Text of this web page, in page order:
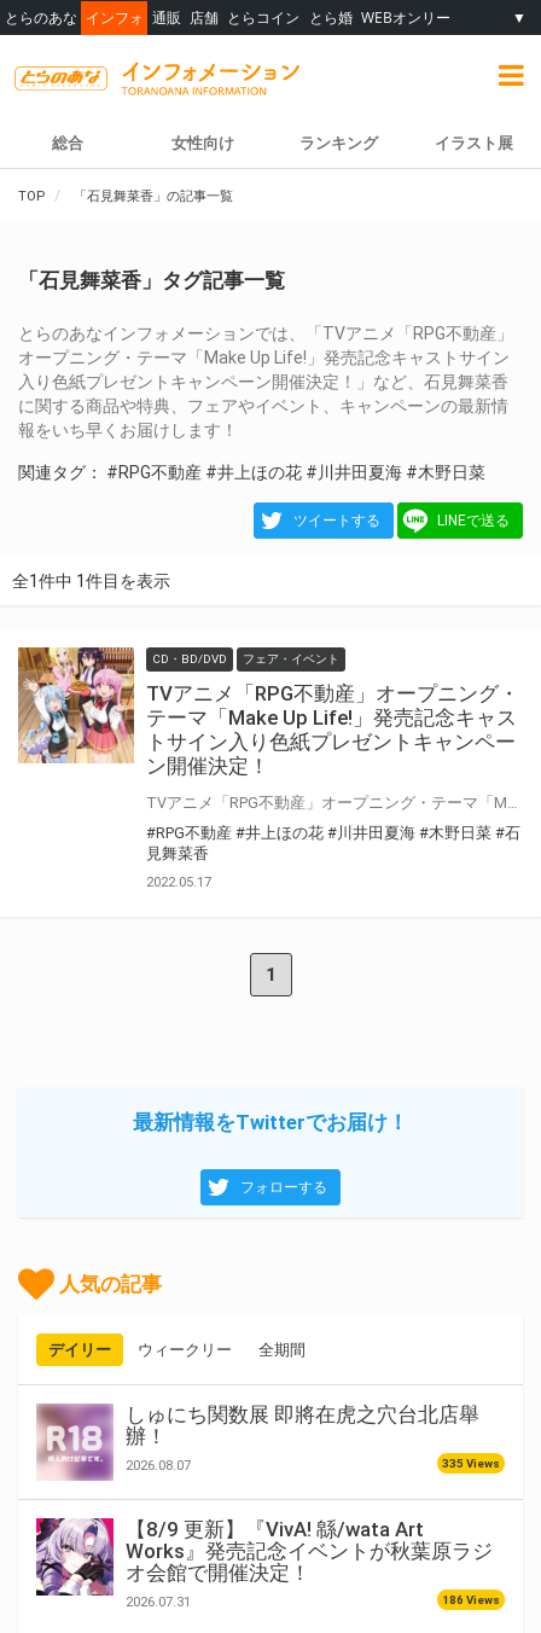
とらのあな インフォ 通販 店舗 とらコイン とら婚 WEBオンリー ▼
総合 女性向け ランキング イラスト展
TOP 「石見舞菜香」の記事一覧
「石見舞菜香」タグ記事一覧
とらのあなインフォメーションでは、「TVアニメ「RPG不動産」
オープニング・テーマ「Make Up Life!」発売記念キャストサイン
入り色紙プレゼントキャンペーン開催決定！」など、石見舞菜香
に関する商品や特典、フェアやイベント、キャンペーンの最新情
報をいち早くお届けします！
関連タグ： #RPG不動産 #井上ほの花 #川井田夏海 #木野日菜
ツイートする LINEで送る
全1件中 1件目を表示
CD・BD/DVD フェア・イベント
TVアニメ「RPG不動産」オープニング・
テーマ「Make Up Life!」発売記念キャス
トサイン入り色紙プレゼントキャンペー
ン開催決定！
#RPG不動産 #井上ほの花 #川井田夏海 #木野日菜 #石
見舞菜香
2022.05.17
1
最新情報をTwitterでお届け！
フォローする
人気の記事
デイリー ウィークリー 全期間
しゅにち関数展 即將在虎之穴台北店舉
辦！
2026.08.07 335 Views
【8/9 更新】『VivA! 緜/wata Art
Works』発売記念イベントが秋葉原ラジ
オ会館で開催決定！
2026.07.31 186 Views